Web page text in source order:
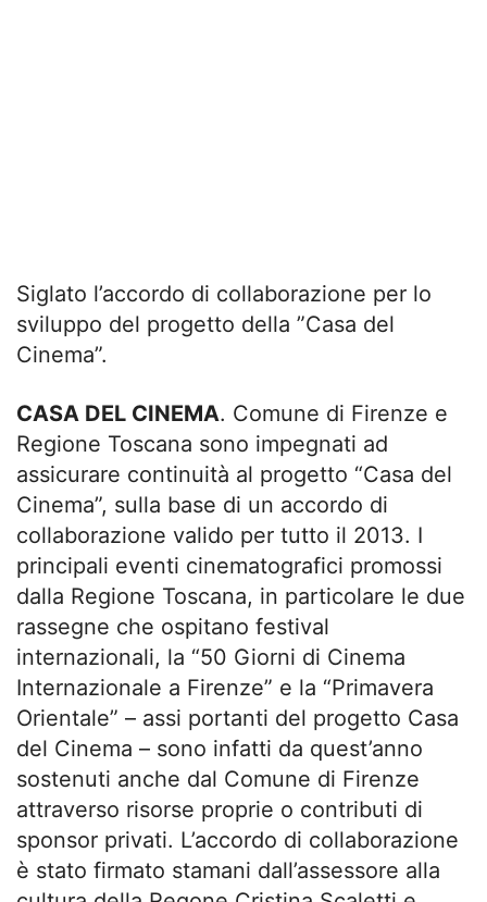
Siglato l’accordo di collaborazione per lo
sviluppo del progetto della ”Casa del
Cinema”.
CASA DEL CINEMA. Comune di Firenze e
Regione Toscana sono impegnati ad
assicurare continuità al progetto “Casa del
Cinema”, sulla base di un accordo di
collaborazione valido per tutto il 2013. I
principali eventi cinematografici promossi
dalla Regione Toscana, in particolare le due
rassegne che ospitano festival
internazionali, la “50 Giorni di Cinema
Internazionale a Firenze” e la “Primavera
Orientale” – assi portanti del progetto Casa
del Cinema – sono infatti da quest’anno
sostenuti anche dal Comune di Firenze
attraverso risorse proprie o contributi di
sponsor privati. L’accordo di collaborazione
è stato firmato stamani dall’assessore alla